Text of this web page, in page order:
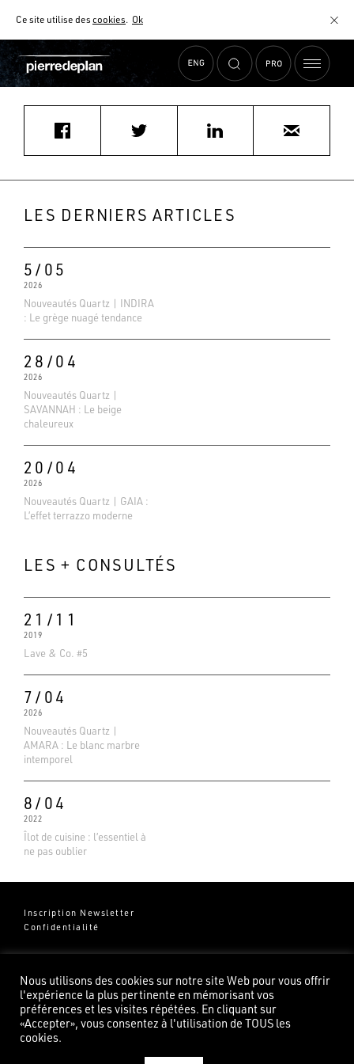
Ce site utilise descookies. Ok
AIDE AU CHOIX
Accueil Actualités ESPRIT D’INTERIEUR
LES DERNIERS ARTICLES
5/05
2026
Nouveautés Quartz | INDIRA
: Le grège nuagé tendance
28/04
2026
Nouveautés Quartz |
SAVANNAH : Le beige
chaleureux
20/04
2026
Nouveautés Quartz | GAIA :
L’effet terrazzo moderne
LES + CONSULTÉS
21/11
2019
Lave & Co. #5
7/04
2026
Nouveautés Quartz |
AMARA : Le blanc marbre
intemporel
8/04
2022
Îlot de cuisine : l’essentiel à
ne pas oublier
Inscription Newsletter
Confidentialité
Groupe Pierredeplan
82100 Castelsarrasin
4.6
Nous utilisons des cookies sur notre site Web pour vous offrir
l'expérience la plus pertinente en mémorisant vos
préférences et les visites répétées. En cliquant sur
«Accepter», vous consentez à l'utilisation de TOUS les
cookies.